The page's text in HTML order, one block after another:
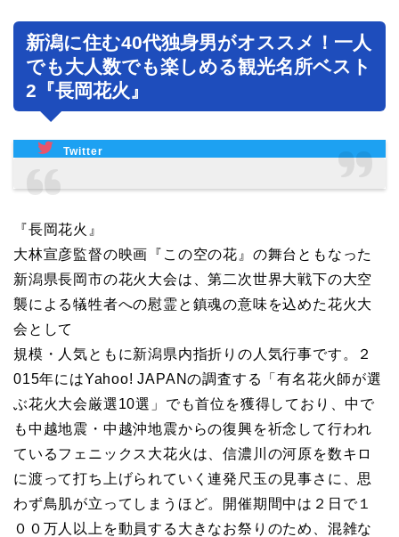
新潟に住む40代独身男がオススメ！一人
でも大人数でも楽しめる観光名所ベスト
2『長岡花火』
Twitter
『長岡花火』
大林宣彦監督の映画『この空の花』の舞台ともなった
新潟県長岡市の花火大会は、第二次世界大戦下の大空
襲による犠牲者への慰霊と鎮魂の意味を込めた花火大
会として
規模・人気ともに新潟県内指折りの人気行事です。２
015年にはYahoo! JAPANの調査する「有名花火師が選
ぶ花火大会厳選10選」でも首位を獲得しており、中で
も中越地震・中越沖地震からの復興を祈念して行われ
ているフェニックス大花火は、信濃川の河原を数キロ
に渡って打ち上げられていく連発尺玉の見事さに、思
わず鳥肌が立ってしまうほど。開催期間中は２日で１
００万人以上を動員する大きなお祭りのため、混雑な